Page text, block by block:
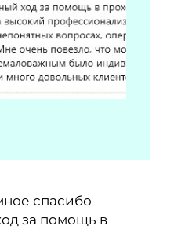
спасибо
за помощь в